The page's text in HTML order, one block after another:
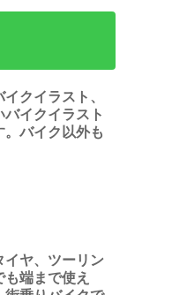
クイラスト、
バイクイラスト
。バイク以外も
イヤ、ツーリン
も端まで使え